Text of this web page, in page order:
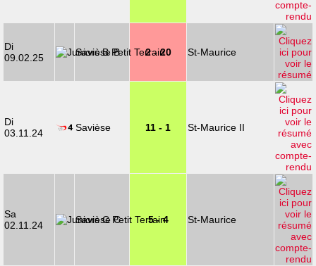
Di
09.02.25
Savièse B 2 - 20 St-Maurice
Di
03.11.24
Savièse 11 - 1 St-Maurice II
Sa
02.11.24
Savièse C 5 - 4 St-Maurice